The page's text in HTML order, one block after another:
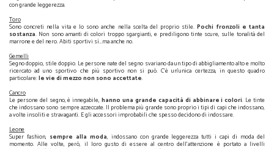
con grande leggerezza.
Toro
Sono concreti nella vita e lo sono anche nella scelta del proprio stile.Pochi fronzoli e tanta
sostanza. Non sono amanti di colori troppo sgargianti, e prediligono tinte scure, sulle tonalità del
marrone e del nero. Abiti sportivi sì…ma anche no.
Gemelli
Segno doppio, stile doppio. Le persone nate del segno svariano da un tipo di abbigliamento alto e molto
ricercato ad uno sportivo che più sportivo non si può. C’è un’unica certezza, in questo quadro
particolare:le vie di mezzo non sono accettate.
Cancro
Le persone del segno, è innegabile,hanno una grande capacità di abbinare i colori. Le tinte
che indossano sono sempre azzeccate. Il problema più grande sono proprio i tipi di capi che indossano,
a volte insoliti e stravaganti. E gli accessori improbabili che spesso decidono di indossare.
Leone
Super fashion, sempre alla moda, indossano con grande leggerezza tutti i capi di moda del
momento. Alle volte, però, il loro gusto di essere al centro dell’attenzione è portato a livelli